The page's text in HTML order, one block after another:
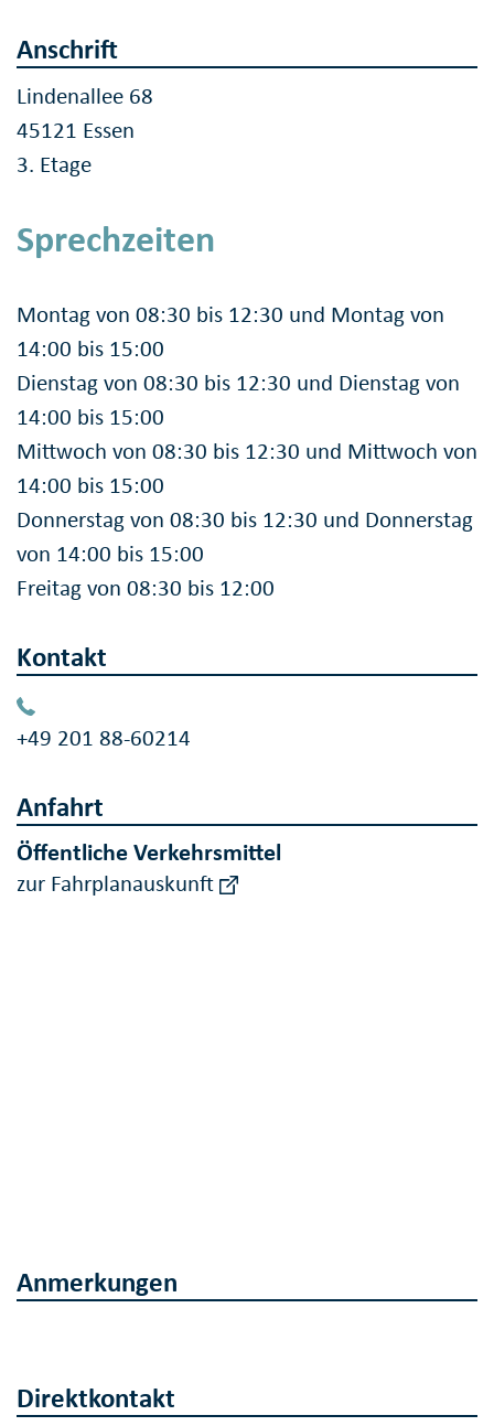
Anschrift
Lindenallee 68
45121 Essen
3. Etage
Sprechzeiten
Montag von 08:30 bis 12:30 und Montag von
14:00 bis 15:00
Dienstag von 08:30 bis 12:30 und Dienstag von
14:00 bis 15:00
Mittwoch von 08:30 bis 12:30 und Mittwoch von
14:00 bis 15:00
Donnerstag von 08:30 bis 12:30 und Donnerstag
von 14:00 bis 15:00
Freitag von 08:30 bis 12:00
Kontakt
+49 201 88-60214
Anfahrt
Öffentliche Verkehrsmittel
zur Fahrplanauskunft
Anmerkungen
Direktkontakt